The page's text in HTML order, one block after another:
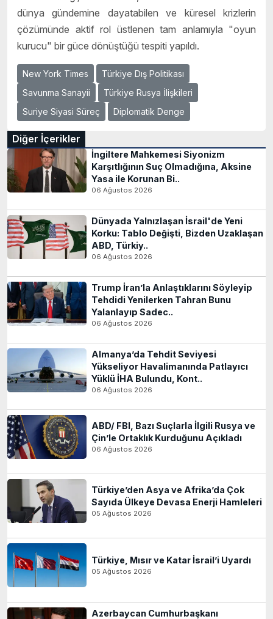
dünya gündemine dayatabilen ve küresel krizlerin
çözümünde aktif rol üstlenen tam anlamıyla "oyun
kurucu" bir güce dönüştüğü tespiti yapıldı.
New York Times
Türkiye Dış Politikası
Savunma Sanayii
Türkiye Rusya İlişkileri
Suriye Siyasi Süreç
Diplomatik Denge
Diğer İçerikler
İngiltere Mahkemesi Siyonizm
Karşıtlığının Suç Olmadığına, Aksine
Yasa ile Korunan Bi..
06 Ağustos 2026
Dünyada Yalnızlaşan İsrail'de Yeni
Korku: Tablo Değişti, Bizden Uzaklaşan
ABD, Türkiy..
06 Ağustos 2026
Trump İran’la Anlaştıklarını Söyleyip
Tehdidi Yenilerken Tahran Bunu
Yalanlayıp Sadec..
06 Ağustos 2026
Almanya’da Tehdit Seviyesi
Yükseliyor Havalimanında Patlayıcı
Yüklü İHA Bulundu, Kont..
06 Ağustos 2026
ABD/ FBI, Bazı Suçlarla İlgili Rusya ve
Çin’le Ortaklık Kurduğunu Açıkladı
06 Ağustos 2026
Türkiye’den Asya ve Afrika’da Çok
Sayıda Ülkeye Devasa Enerji Hamleleri
05 Ağustos 2026
Türkiye, Mısır ve Katar İsrail’i Uyardı
05 Ağustos 2026
Azerbaycan Cumhurbaşkanı